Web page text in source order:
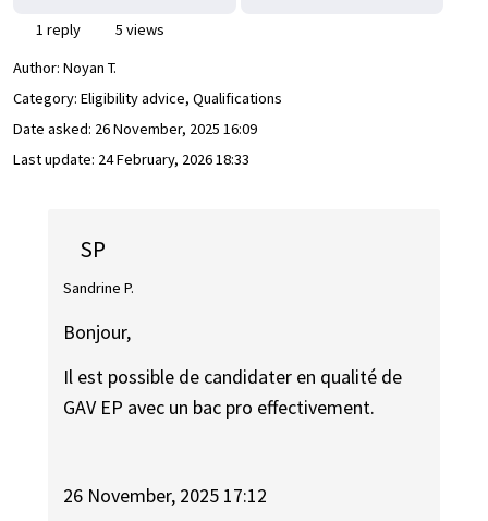
1 reply
5 views
Author: Noyan T.
Category: Eligibility advice, Qualifications
Date asked: 26 November, 2025 16:09
Last update: 24 February, 2026 18:33
SP
Sandrine P.
Bonjour,
Il est possible de candidater en qualité de
GAV EP avec un bac pro effectivement.
26 November, 2025 17:12